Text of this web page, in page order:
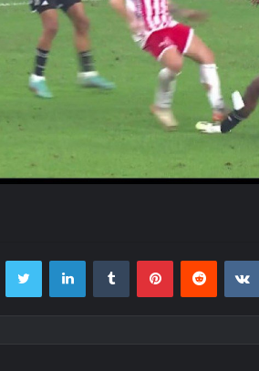
Twitter LinkedInTumblr PinterestReddit